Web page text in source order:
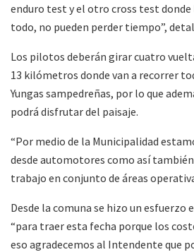
enduro test y el otro cross test
todo, no pueden perder tiempo”,
Los pilotos deberán girar cuatro
13 kilómetros donde van a recorrer
Yungas sampedreñas, por lo que
podrá disfrutar del paisaje.
“Por medio de la Municipalidad
desde automotores como así también
trabajo en conjunto de áreas
Desde la comuna se hizo un
“para traer esta fecha porque los
eso agradecemos al Intendente que